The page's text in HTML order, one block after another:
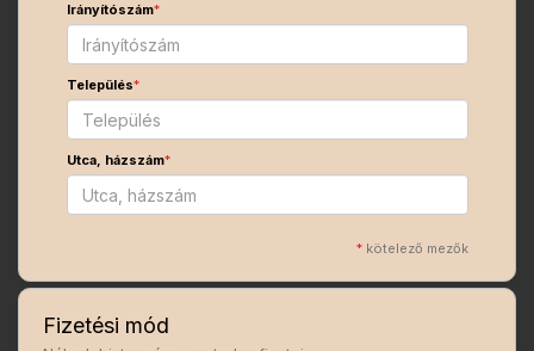
Irányítószám*
Település*
Utca, házszám*
* kötelező mezők
Fizetési mód